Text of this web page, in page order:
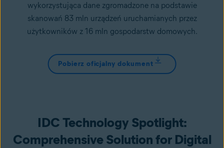
wykorzystująca dane zgromadzone na podstawie
skanowań 83 mln urządzeń uruchamianych przez
użytkowników z 16 mln gospodarstw domowych.
Pobierz oficjalny dokument
IDC Technology Spotlight:
Comprehensive Solution for Digital